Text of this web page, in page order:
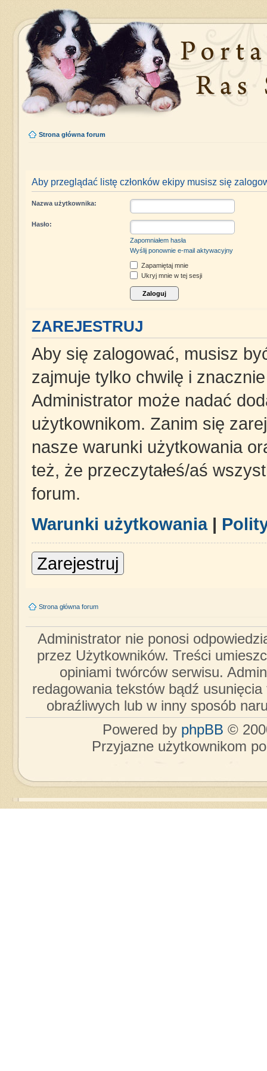
Strona główna forum
Aby przeglądać listę członków ekipy musisz się
Nazwa użytkownika:
Hasło:
Zapomniałem hasła
Wyślij ponownie e-mail aktywacyjny
Zapamiętaj mnie
Ukryj mnie w tej sesji
ZAREJESTRUJ
Aby się zalogować, musisz
zajmuje tylko chwilę i
Administrator może nadać
użytkownikom. Zanim się
nasze warunki użytkowania
też, że przeczytałeś/aś
forum.
Warunki użytkowania|
Zarejestruj
Strona główna forum
Administrator nie ponosi
przez Użytkowników. Treści
opiniami twórców serwisu.
redagowania tekstów bądź
obraźliwych lub w inny sposób
Powered by phpBB ©
Przyjazne użytkownikom